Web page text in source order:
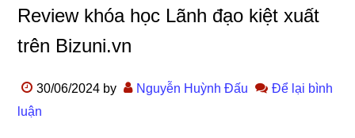
Review khóa học Lãnh đạo kiệt xuất
trên Bizuni.vn
30/06/2024 by Nguyễn Huỳnh Đấu
Để lại bình
luận